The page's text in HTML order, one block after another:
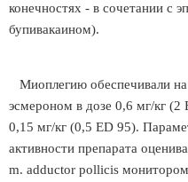
конечностях - в сочетании с
бупивакаином).
Миоплегию обеспечивали на
эсмероном в дозе 0,6 мг/кг (2
0,15 мг/кг (0,5 ED 95).
активности препарата
m. adductor pollicis